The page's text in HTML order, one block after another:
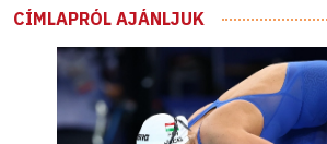
CÍMLAPRÓL AJÁNLJUK